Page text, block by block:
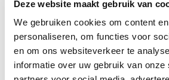
Deze website maakt gebruik van
We gebruiken cookies om content
personaliseren, om functies voor
en om ons websiteverkeer te
informatie over uw gebruik van onze
Elk werk van de serieLe
gebaseerd op een
afgebeeld in een catalogus
tussen 2003 en 2013. Door het